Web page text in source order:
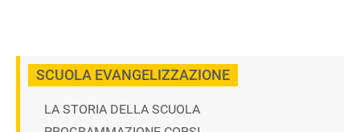
SCUOLA EVANGELIZZAZIONE
LA STORIA DELLA SCUOLA